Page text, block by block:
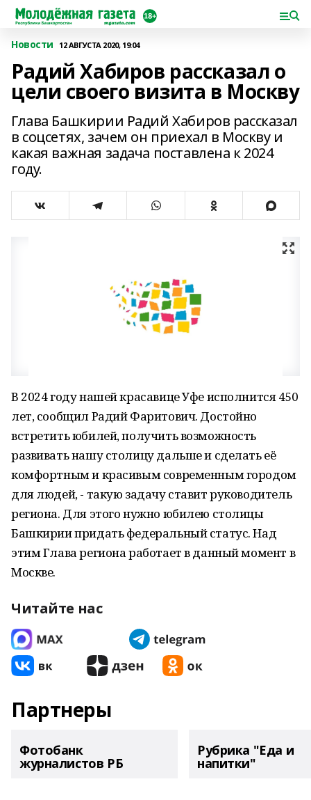
Новости 12 АВГУСТА 2020, 19:04
Радий Хабиров рассказал о
цели своего визита в Москву
Глава Башкирии Радий Хабиров рассказал
в соцсетях, зачем он приехал в Москву и
какая важная задача поставлена к 2024
году.
В 2024 году нашей красавице Уфе исполнится 450
лет, сообщил Радий Фаритович. Достойно
встретить юбилей, получить возможность
развивать нашу столицу дальше и сделать её
комфортным и красивым современным городом
для людей, - такую задачу ставит руководитель
региона. Для этого нужно юбилею столицы
Башкирии придать федеральный статус. Над
этим Глава региона работает в данный момент в
Москве.
Читайте нас
Партнеры
Фотобанк
журналистов РБ
Рубрика "Еда и
напитки"